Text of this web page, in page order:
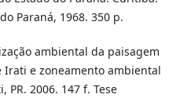
Paraná, 1968. 350 p.
ambiental da paisagem
e zoneamento ambiental
PR. 2006. 147 f. Tese